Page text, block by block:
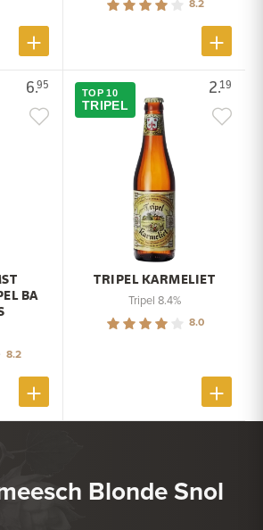
8.2
6.95
BA
8.2
2.19
TOP 10
TRIPEL
TRIPEL KARMELIET
Tripel 8.4%
8.0
Blonde Snol